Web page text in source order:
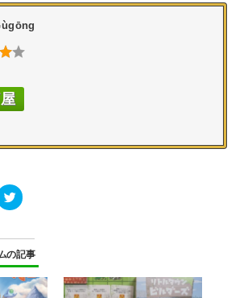
ク
リ
て
Twitter
で
共
有
(新
の記事